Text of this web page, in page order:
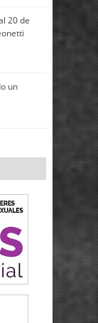
20 de
un